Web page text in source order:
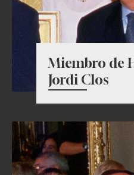
Miembro de
Jordi Clos